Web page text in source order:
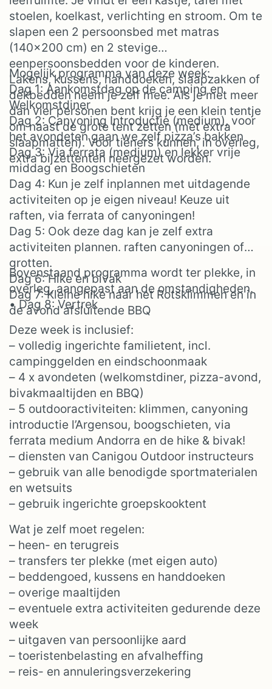
stoelen, koelkast, verlichting en stroom. Om te
slapen een 2 persoonsbed met matras
(140×200 cm) en 2 stevige
eenpersoonsbedden voor de kinderen.
Lakens, kussens, handdoeken, slaapzakken of
dekbedden neem je zelf mee. Als je met meer
dan vier personen bent krijg je een klein tentje
om naast de grote tent zetten (met extra
slaapmatten). Voor tieners kunnen, in overleg,
extra bijzettenten neergezet worden.
Mogelijk programma van deze week:
Dag 1: Aankomstdag op de camping en
Welkomstdiner
Dag 2: Canyoning Introductie (medium), voor
het avondeten gaan we zelf pizza’s bakken
Dag 3: Via ferrata (medium) en lekker vrije
middag en Boogschieten
Dag 4: Kun je zelf inplannen met uitdagende
activiteiten op je eigen niveau! Keuze uit
raften, via ferrata of canyoningen!
Dag 5: Ook deze dag kan je zelf extra
activiteiten plannen. raften canyoningen of
grotten.
Dag 6: Hike en bivak
Dag 7: Kleine hike naar het Rotsklimmen en in
de avond afsluitende BBQ
Bovenstaand programma wordt ter plekke, in
overleg, aangepast aan de omstandigheden.
• Dag 8: Vertrek
Deze week is inclusief:
– volledig ingerichte familietent, incl.
campinggelden en eindschoonmaak
– 4 x avondeten (welkomstdiner, pizza-avond,
bivakmaaltijden en BBQ)
– 5 outdooractiviteiten: klimmen, canyoning
introductie l’Argensou, boogschieten, via
ferrata medium Andorra en de hike & bivak!
– diensten van Canigou Outdoor instructeurs
– gebruik van alle benodigde sportmaterialen
en wetsuits
– gebruik ingerichte groepskooktent
Wat je zelf moet regelen:
– heen- en terugreis
– transfers ter plekke (met eigen auto)
– beddengoed, kussens en handdoeken
– overige maaltijden
– eventuele extra activiteiten gedurende deze
week
– uitgaven van persoonlijke aard
– toeristenbelasting en afvalheffing
– reis- en annuleringsverzekering